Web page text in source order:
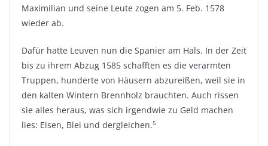
Maximilian und seine Leute zogen am 5. Feb. 1578
wieder ab.
Dafür hatte Leuven nun die Spanier am Hals. In der Zeit
bis zu ihrem Abzug 1585 schafften es die verarmten
Truppen, hunderte von Häusern abzureißen, weil sie in
den kalten Wintern Brennholz brauchten. Auch rissen
sie alles heraus, was sich irgendwie zu Geld machen
lies: Eisen, Blei und dergleichen.5